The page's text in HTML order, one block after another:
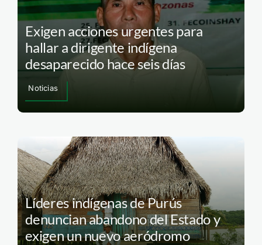
Exigen acciones urgentes para
hallar a dirigente indígena
desaparecido hace seis días
Noticias
Líderes indígenas de Purús
denuncian abandono del Estado y
exigen un nuevo aeródromo